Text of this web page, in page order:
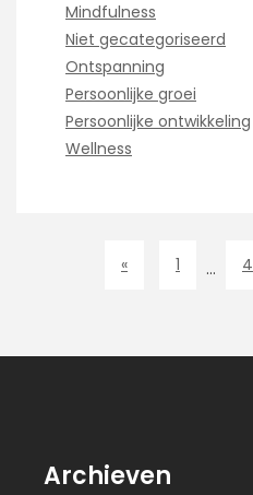
Mindfulness
Niet gecategoriseerd
Ontspanning
Persoonlijke groei
Persoonlijke ontwikkeling
Wellness
« 1 … 4
Archieven